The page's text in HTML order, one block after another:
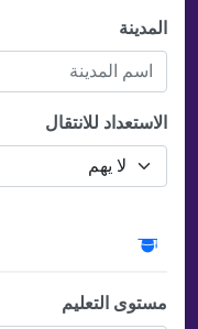
المدينة
الاستعداد للانتقال
مستوى التعليم